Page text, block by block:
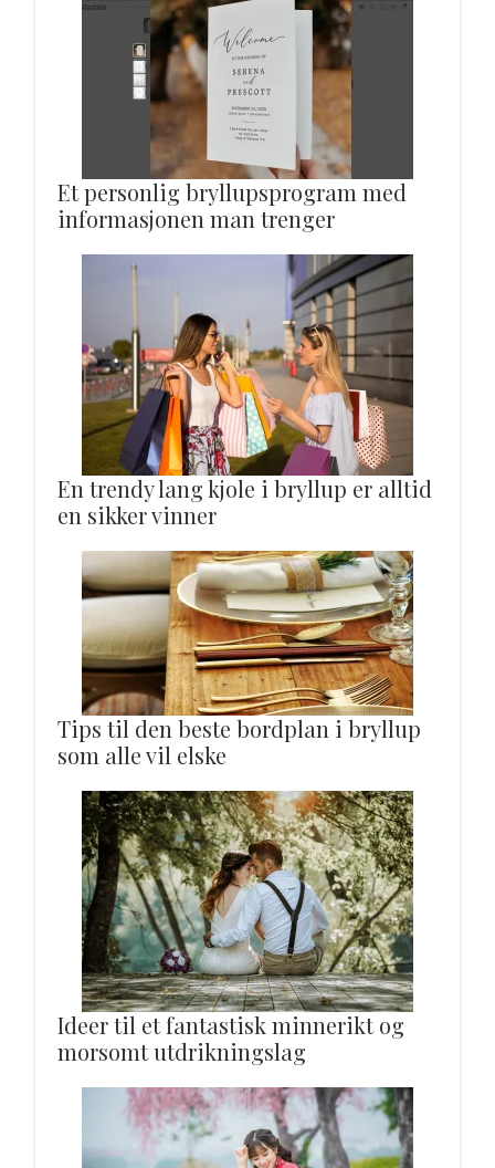
Et personlig bryllupsprogram med
informasjonen man trenger
En trendy lang kjole i bryllup er alltid
en sikker vinner
Tips til den beste bordplan i bryllup
som alle vil elske
Ideer til et fantastisk minnerikt og
morsomt utdrikningslag